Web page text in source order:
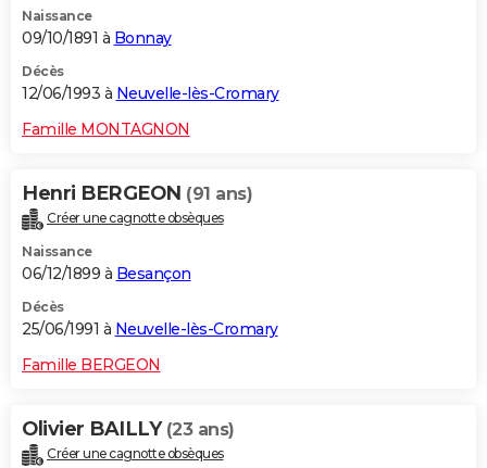
Naissance
09/10/1891 à Bonnay
Décès
12/06/1993 à Neuvelle-lès-Cromary
Famille MONTAGNON
Henri BERGEON (91 ans)
Créer une cagnotte obsèques
Naissance
06/12/1899 à Besançon
Décès
25/06/1991 à Neuvelle-lès-Cromary
Famille BERGEON
Olivier BAILLY (23 ans)
Créer une cagnotte obsèques